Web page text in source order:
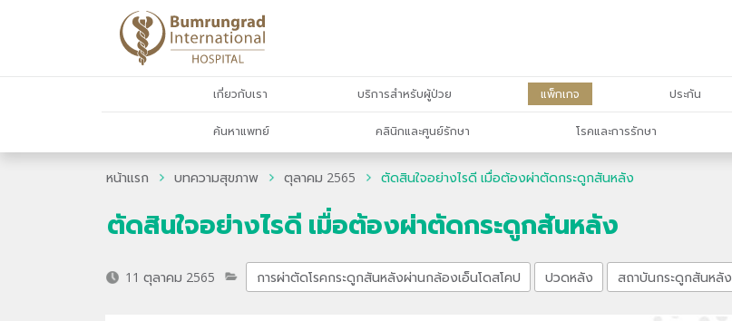
เกี่ยวกับเรา บริการสำหรับผู้ป่วย แพ็กเกจ ประกัน
ค้นหาแพทย์ คลินิกและศูนย์รักษา โรคและการรักษา
หน้าแรก บทความสุขภาพ ตุลาคม 2565 ตัดสินใจอย่างไรดี เมื่อต้องผ่าตัดกระดูกสันหลัง
ตัดสินใจอย่างไรดี เมื่อต้องผ่าตัดกระดูกสันหลัง
11 ตุลาคม 2565 การผ่าตัดโรคกระดูกสันหลังผ่านกล้องเอ็นโดสโคป ปวดหลัง สถาบันกระดูกสันหลัง